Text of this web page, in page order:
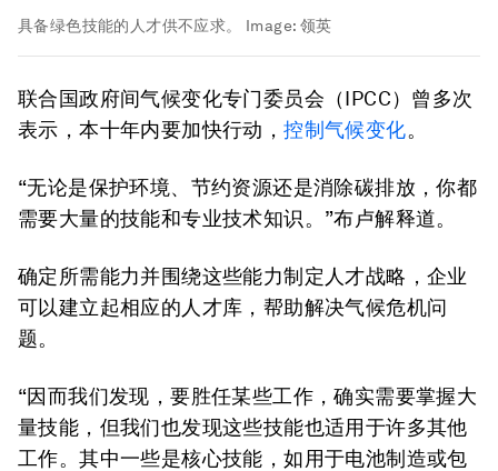
具备绿色技能的人才供不应求。 Image: 领英
联合国政府间气候变化专门委员会（IPCC）曾多次
表示，本十年内要加快行动，控制气候变化。
“无论是保护环境、节约资源还是消除碳排放，你都
需要大量的技能和专业技术知识。”布卢解释道。
确定所需能力并围绕这些能力制定人才战略，企业
可以建立起相应的人才库，帮助解决气候危机问
题。
“因而我们发现，要胜任某些工作，确实需要掌握大
量技能，但我们也发现这些技能也适用于许多其他
工作。其中一些是核心技能，如用于电池制造或包